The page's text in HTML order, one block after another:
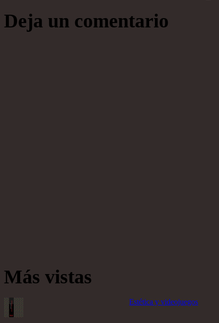
Deja un comentario
Más vistas
Estética y videojuegos